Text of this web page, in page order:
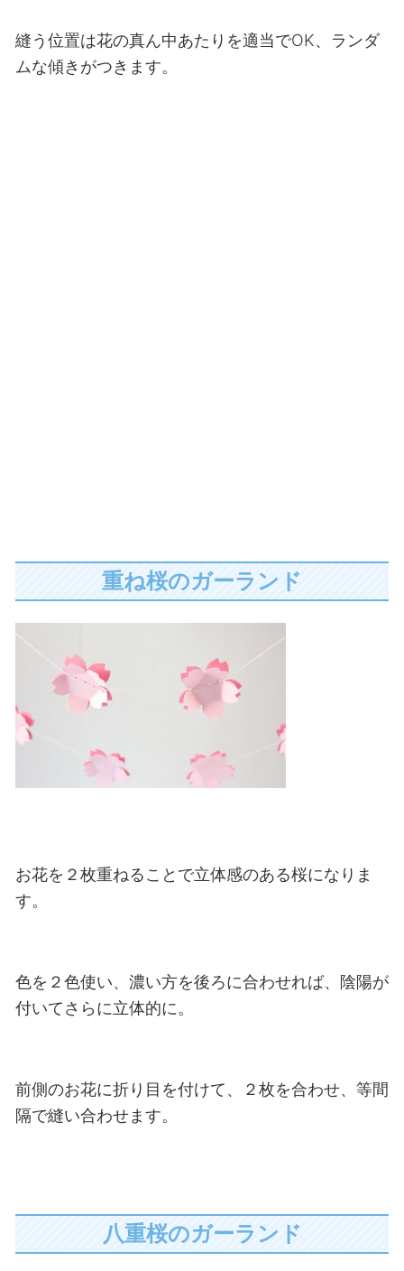
縫う位置は花の真ん中あたりを適当でOK、ランダ
ムな傾きがつきます。
重ね桜のガーランド
お花を２枚重ねることで立体感のある桜になりま
す。
色を２色使い、濃い方を後ろに合わせれば、陰陽が
付いてさらに立体的に。
前側のお花に折り目を付けて、２枚を合わせ、等間
隔で縫い合わせます。
八重桜のガーランド